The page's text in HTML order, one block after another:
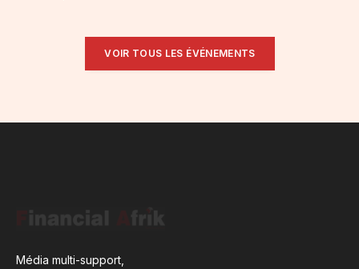
VOIR TOUS LES ÉVÉNEMENTS
Média multi-support,